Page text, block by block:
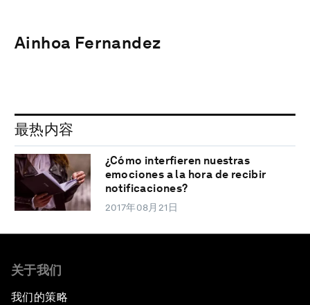
Ainhoa Fernandez
最热内容
¿Cómo interfieren nuestras
emociones a la hora de recibir
notificaciones?
2017年08月21日
关于我们
我们的策略